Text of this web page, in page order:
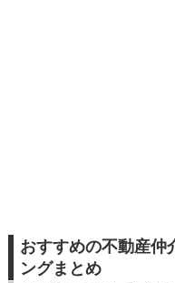
おすすめの不動産仲
ングまとめ